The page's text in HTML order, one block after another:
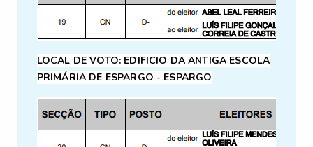
LOCAL DE VOTO: EDIFICIO DA ANTIGA ESCOLA
PRIMÁRIA DE ESPARGO - ESPARGO